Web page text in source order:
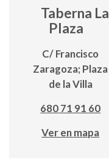
Taberna La
Plaza
C/ Francisco
Zaragoza; Plaza
de la Villa
680 71 91 60
Ver en mapa